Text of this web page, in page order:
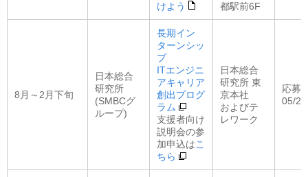
けよう
都駅前6F
8月～2月下旬
日本総合
研究所
(SMBCグ
ループ)
長期イン
ターンシッ
プ
ITエンジニ
アキャリア
創出プログ
ラム
支援者向け
説明会の参
加申込はこ
ちら
日本総合
研究所 東
京本社
およびテ
レワーク
応募
05/